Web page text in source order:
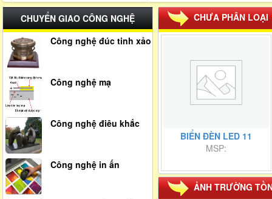
CHUYỂN GIAO CÔNG NGHỆ
Công nghệ đúc tinh xảo
Công nghệ mạ
Công nghệ điêu khắc
Công nghệ in ấn
CHƯA PHÂN LOẠI
BIỂN ĐÈN LED 11
MSP:
ẢNH TRƯỜNG